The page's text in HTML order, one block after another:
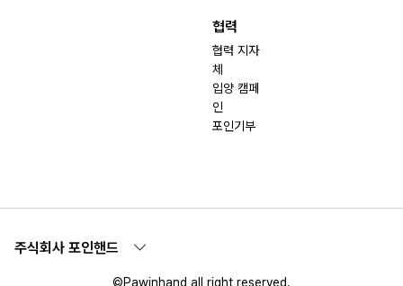
협력
협력 지자
체
입양 캠페
인
포인기부
주식회사 포인핸드
©Pawinhand all right reserved.